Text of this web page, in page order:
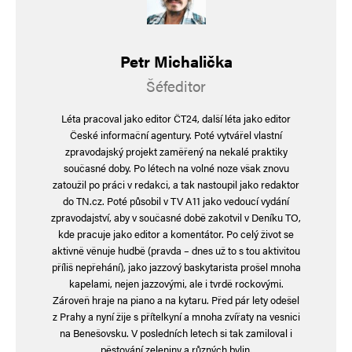
Napsat komentář
Vaše e-mailová adresa nebude zveřejněna. Vyžadované informace jsou
Petr Michalička
Šéfeditor
Léta pracoval jako editor ČT24, další léta jako editor
České informační agentury. Poté vytvářel vlastní
zpravodajský projekt zaměřený na nekalé praktiky
současné doby. Po létech na volné noze však znovu
zatoužil po práci v redakci, a tak nastoupil jako redaktor
do TN.cz. Poté působil v TV A11 jako vedoucí vydání
zpravodajství, aby v současné době zakotvil v Deníku TO,
kde pracuje jako editor a komentátor. Po celý život se
aktivně věnuje hudbě (pravda – dnes už to s tou aktivitou
příliš nepřehání), jako jazzový baskytarista prošel mnoha
kapelami, nejen jazzovými, ale i tvrdě rockovými.
Zároveň hraje na piano a na kytaru. Před pár lety odešel
z Prahy a nyní žije s přítelkyní a mnoha zvířaty na vesnici
na Benešovsku. V posledních letech si tak zamiloval i